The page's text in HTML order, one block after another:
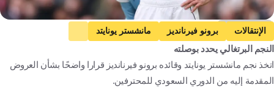
Getty Images
الإنتقالات برونو فيرنانديز
مانشستر يونايتد
الدوري الإنجليزي الممتاز
إنجلترا
المملكة العربية السعودية كرة قدم
النجم البرتغالي يحدد بوصلته
اتخذ نجم مانشستر یونایتد وقائده برونو فيرنانديز قرارا واضحًا بشأن العروض
المقدمة إليه من الدوري السعودي للمحترفين.